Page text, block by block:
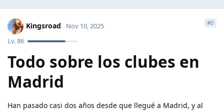
Kingsroad
Lv.86
Nov 10, 2025 #0
Todo sobre los clubes en
Madrid
Han pasado casi dos años desde que llegué a Madrid, y al